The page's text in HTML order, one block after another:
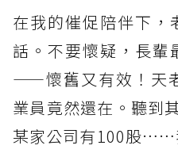
在我的催促陪伴下，
話。不要懷疑，長輩
——懷舊又有效！天
業員竟然還在。聽到
某家公司有100股……